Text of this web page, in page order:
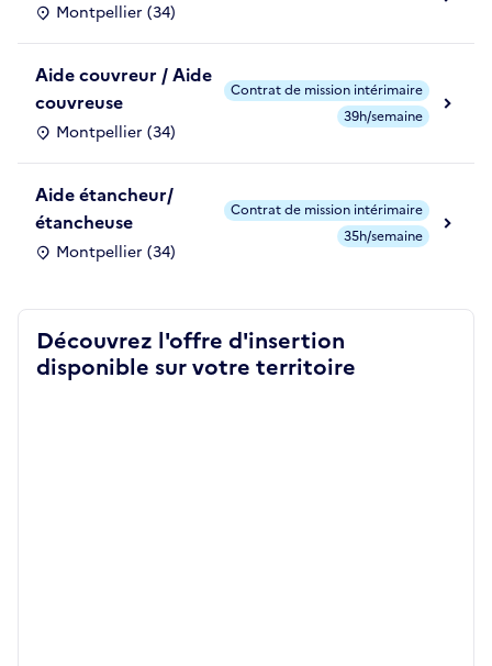
Montpellier (34)
Aide couvreur / Aide
couvreuse
Montpellier (34)
Contrat de mission intérimaire
39h/semaine
Aide étancheur/
étancheuse
Montpellier (34)
Contrat de mission intérimaire
35h/semaine
Découvrez l'offre d'insertion
disponible sur votre territoire